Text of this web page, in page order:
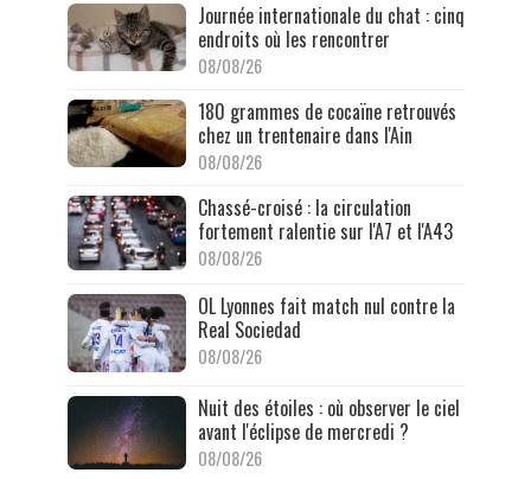
Journée internationale du chat : cinq
endroits où les rencontrer
08/08/26
180 grammes de cocaïne retrouvés
chez un trentenaire dans l'Ain
08/08/26
Chassé-croisé : la circulation
fortement ralentie sur l'A7 et l'A43
08/08/26
OL Lyonnes fait match nul contre la
Real Sociedad
08/08/26
Nuit des étoiles : où observer le ciel
avant l'éclipse de mercredi ?
08/08/26